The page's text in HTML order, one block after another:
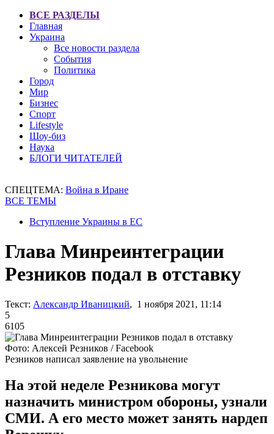
ВСЕ РАЗДЕЛЫ
Главная
Украина
Все новости раздела
События
Политика
Город
Мир
Бизнес
Спорт
Lifestyle
Шоу-биз
Наука
БЛОГИ ЧИТАТЕЛЕЙ
СПЕЦТЕМА: Война в Иране
ВСЕ ТЕМЫ
Вступление Украины в ЕС
Глава Минреинтеграции
Резников подал в отставку
Текст: Александр Иваницкий, 1 ноября 2021, 11:14
5
6105
Фото: Алексей Резников / Facebook
Резников написал заявление на увольнение
На этой неделе Резникова могут
назначить министром обороны, узнали
СМИ. А его место может занять нардеп